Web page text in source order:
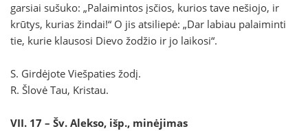
garsiai sušuko: „Palaimintos įsčios, kurios tave nešiojo, ir
krūtys, kurias žindai!“ O jis atsiliepė: „Dar labiau palaiminti
tie, kurie klausosi Dievo žodžio ir jo laikosi“.
S. Girdėjote Viešpaties žodį.
R. Šlovė Tau, Kristau.
VII. 17 – Šv. Alekso, išp., minėjimas